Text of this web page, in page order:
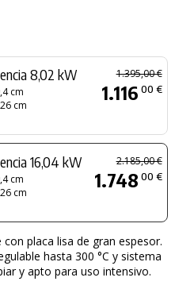
8,02 kW
cm
cm
1.395,00 €
1.116 00 €
16,04 kW
cm
cm
2.185,00 €
1.748 00 €
placa lisa de gran espesor.
hasta 300 °C y sistema
y apto para uso intensivo.